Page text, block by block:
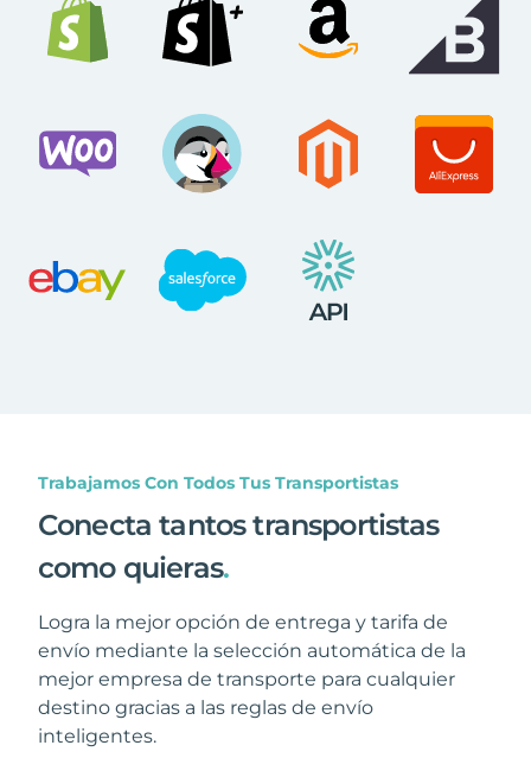
Trabajamos Con Todos Tus Transportistas
Conecta tantos transportistas
como quieras.
Logra la mejor opción de entrega y tarifa de
envío mediante la selección automática de la
mejor empresa de transporte para cualquier
destino gracias a las reglas de envío
inteligentes.